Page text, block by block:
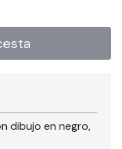
dibujo en negro,